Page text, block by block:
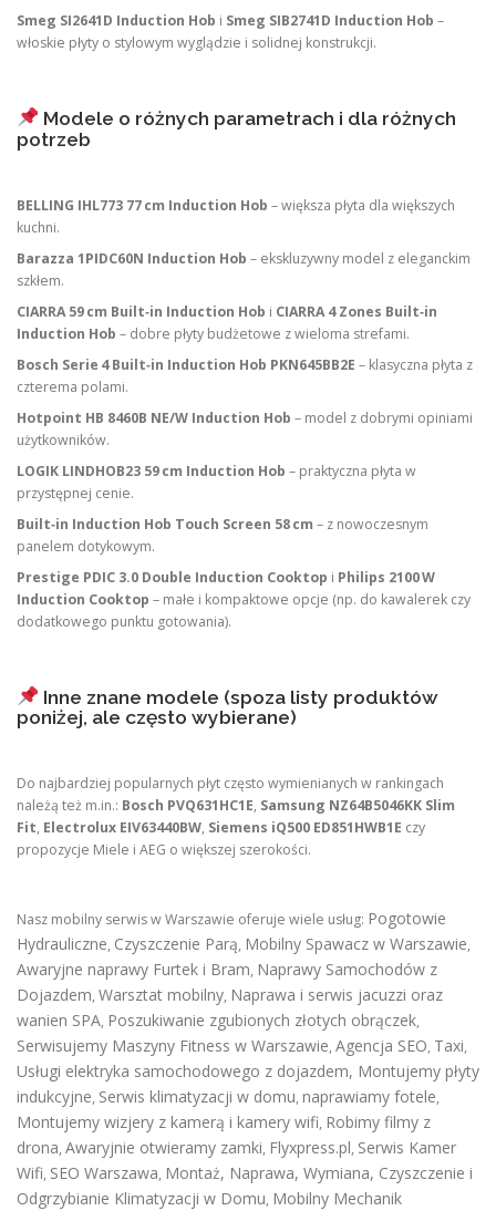
Smeg SI2641D Induction Hob i Smeg SIB2741D Induction Hob –
włoskie płyty o stylowym wyglądzie i solidnej konstrukcji.
Modele o różnych parametrach i dla różnych
potrzeb
BELLING IHL773 77 cm Induction Hob – większa płyta dla większych
kuchni.
Barazza 1PIDC60N Induction Hob – ekskluzywny model z eleganckim
szkłem.
CIARRA 59 cm Built‑in Induction Hob i CIARRA 4 Zones Built‑in
Induction Hob – dobre płyty budżetowe z wieloma strefami.
Bosch Serie 4 Built‑in Induction Hob PKN645BB2E – klasyczna płyta z
czterema polami.
Hotpoint HB 8460B NE/W Induction Hob – model z dobrymi opiniami
użytkowników.
LOGIK LINDHOB23 59 cm Induction Hob – praktyczna płyta w
przystępnej cenie.
Built‑in Induction Hob Touch Screen 58 cm – z nowoczesnym
panelem dotykowym.
Prestige PDIC 3.0 Double Induction Cooktop i Philips 2100 W
Induction Cooktop – małe i kompaktowe opcje (np. do kawalerek czy
dodatkowego punktu gotowania).
Inne znane modele (spoza listy produktów
poniżej, ale często wybierane)
Do najbardziej popularnych płyt często wymienianych w rankingach
należą też m.in.: Bosch PVQ631HC1E, Samsung NZ64B5046KK Slim
Fit, Electrolux EIV63440BW, Siemens iQ500 ED851HWB1E czy
propozycje Miele i AEG o większej szerokości.
Nasz mobilny serwis w Warszawie oferuje wiele usług: Pogotowie
Hydrauliczne, Czyszczenie Parą, Mobilny Spawacz w Warszawie,
Awaryjne naprawy Furtek i Bram, Naprawy Samochodów z
Dojazdem, Warsztat mobilny, Naprawa i serwis jacuzzi oraz
wanien SPA, Poszukiwanie zgubionych złotych obrączek,
Serwisujemy Maszyny Fitness w Warszawie, Agencja SEO, Taxi,
Usługi elektryka samochodowego z dojazdem, Montujemy płyty
indukcyjne, Serwis klimatyzacji w domu, naprawiamy fotele,
Montujemy wizjery z kamerą i kamery wifi, Robimy filmy z
drona, Awaryjnie otwieramy zamki, Flyxpress.pl, Serwis Kamer
Wifi, SEO Warszawa, Montaż, Naprawa, Wymiana, Czyszczenie i
Odgrzybianie Klimatyzacji w Domu, Mobilny Mechanik